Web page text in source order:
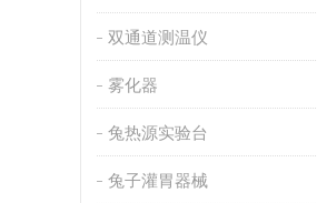
双通道测温仪
雾化器
兔热源实验台
兔子灌胃器械